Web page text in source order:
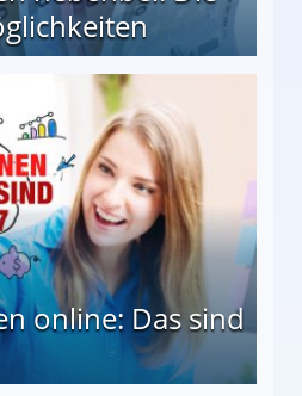
online: Das sind